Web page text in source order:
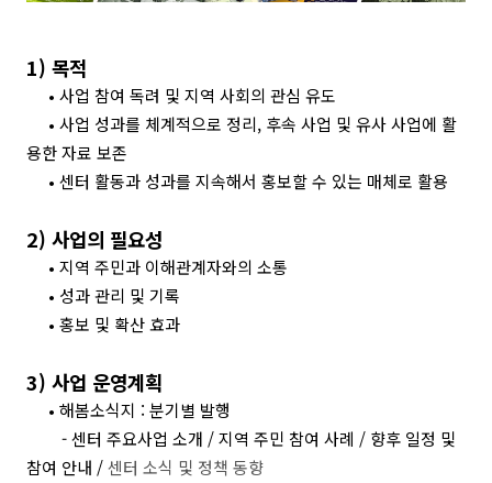
1) 목적
• 사업 참여 독려 및 지역 사회의 관심 유도
• 사업 성과를 체계적으로 정리, 후속 사업 및 유사 사업에 활
용한 자료 보존
• 센터 활동과 성과를 지속해서 홍보할 수 있는 매체로 활용
2) 사업의 필요성
• 지역 주민과 이해관계자와의 소통
• 성과 관리 및 기록
• 홍보 및 확산 효과
3) 사업 운영계획
• 해봄소식지 : 분기별 발행
-센터 주요사업 소개 /지역 주민 참여 사례 / 향후 일정 및
참여 안내 /센터 소식 및 정책 동향